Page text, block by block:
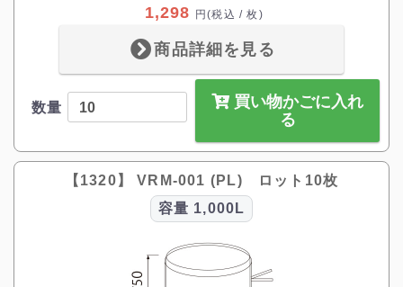
1,298 円(税込 / 枚)
商品詳細を見る
数量
買い物かごに入れ
る
【1320】 VRM-001 (PL) ロット10枚
容量 1,000L